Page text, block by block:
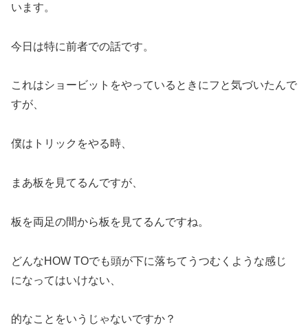
います。
今日は特に前者での話です。
これはショービットをやっているときにフと気づいたんで
すが、
僕はトリックをやる時、
まあ板を見てるんですが、
板を両足の間から板を見てるんですね。
どんなHOW TOでも頭が下に落ちてうつむくような感じ
になってはいけない、
的なことをいうじゃないですか？